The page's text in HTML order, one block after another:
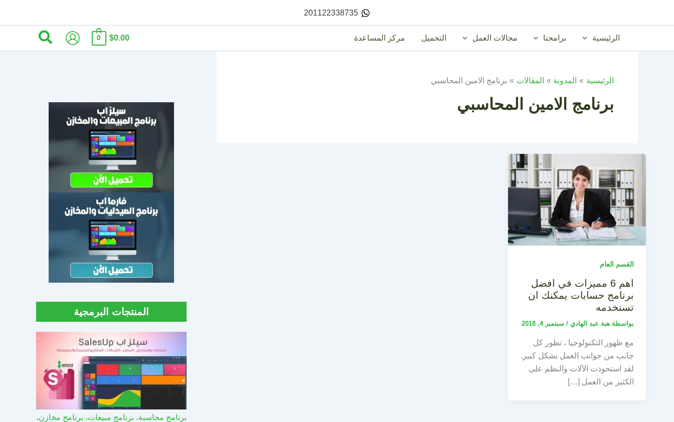
201122338735
الرئيسية برامجنا مجالات العمل التحميل مركز المساعدة $0.00
0 البحث
الرئيسية المدونة المقالات برنامج الامين المحاسبي
برنامج الامين المحاسبي
القسم العام
اهم 6 مميزات في افضل
برنامج حسابات يمكنك ان
تستخدمه
بواسطة هبة عبد الهادي / سبتمبر 4, 2018
مع ظهور التكنولوجيا ، تطور كل
جانب من جوانب العمل بشكل كبير.
لقد استحوذت الآلات والنظم على
الكثير من العمل […]
المنتجات البرمجية
برنامج محاسبة، برنامج مبيعات، برنامج مخازن،